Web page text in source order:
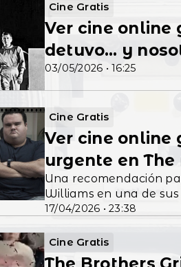
Cine Gratis
03/05/2026 • 16:25
Ver cine online
detuvo… y
Cine Gratis
17/04/2026 • 23:38
Ver cine online
urgente en
Una recomendación
Williams en una de
Cine Gratis